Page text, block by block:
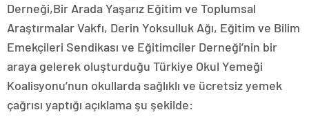
Derneği,Bir Arada Yaşarız Eğitim ve Toplumsal
Araştırmalar Vakfı, Derin Yoksulluk Ağı, Eğitim ve Bilim
Emekçileri Sendikası ve Eğitimciler Derneği’nin bir
araya gelerek oluşturduğu Türkiye Okul Yemeği
Koalisyonu’nun okullarda sağlıklı ve ücretsiz yemek
çağrısı yaptığı açıklama şu şekilde: